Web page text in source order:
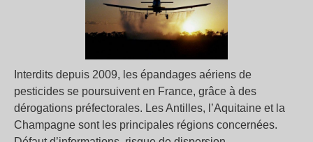
Interdits depuis 2009, les épandages aériens de
pesticides se poursuivent en France, grâce à des
dérogations préfectorales. Les Antilles, l’Aquitaine et la
Champagne sont les principales régions concernées.